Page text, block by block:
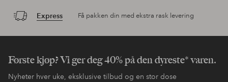
Express Få pakken din med ekstra rask levering
Første kjøp? Vi ger deg 40% på den dyreste* varen.
Nyheter hver uke, eksklusive tilbud og en stor dose